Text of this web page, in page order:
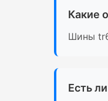
Какие
Шины
Есть